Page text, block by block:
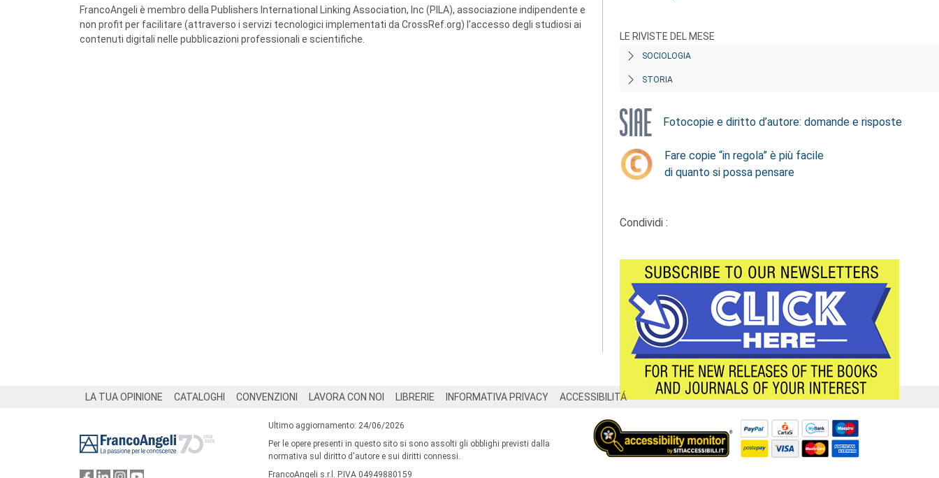
FrancoAngeli è membro della Publishers International Linking Association, Inc (PILA), associazione indipendente e
non profit per facilitare (attraverso i servizi tecnologici implementati da CrossRef.org) l’accesso degli studiosi ai
contenuti digitali nelle pubblicazioni professionali e scientifiche.
LE RIVISTE DEL MESE
SOCIOLOGIA
STORIA
Fotocopie e diritto d’autore: domande e risposte
Fare copie “in regola” è più facile
di quanto si possa pensare
Condividi :
LA TUA OPINIONE CATALOGHI CONVENZIONI LAVORA CON NOI LIBRERIE INFORMATIVA PRIVACY ACCESSIBILITÁ
Ultimo aggiornamento: 24/06/2026
Per le opere presenti in questo sito si sono assolti gli obblighi previsti dalla
normativa sul diritto d'autore e sui diritti connessi.
FrancoAngeli s.r.l. P.IVA 04949880159